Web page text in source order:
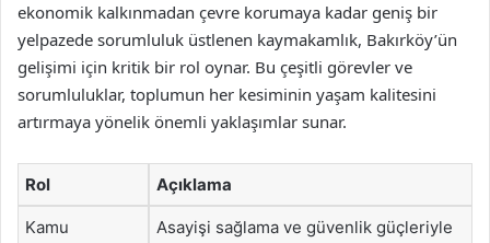
ekonomik kalkınmadan çevre korumaya kadar geniş bir
yelpazede sorumluluk üstlenen kaymakamlık, Bakırköy’ün
gelişimi için kritik bir rol oynar. Bu çeşitli görevler ve
sorumluluklar, toplumun her kesiminin yaşam kalitesini
artırmaya yönelik önemli yaklaşımlar sunar.
Rol Açıklama
Kamu
Asayişi sağlama ve güvenlik güçleriyle